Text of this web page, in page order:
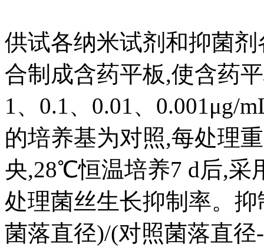
供试各纳米试剂和抑菌
合制成含药平板,使含药
1、0.1、0.01、0.001μg/
的培养基为对照,每处理
央,28℃恒温培养7 d后,采
处理菌丝生长抑制率。
菌落直径)/(对照菌落直径